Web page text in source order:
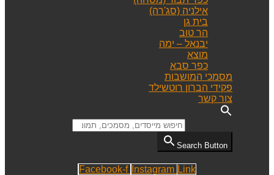
אילניה (סג'רה)
בית גן
הר טוב
יבנאל – ימה
מוצא
כפר סבא
מסמכי המושבות
פקידי הברון רוטשילד
צור קשר
Search Button
Facebook-f Instagram Link